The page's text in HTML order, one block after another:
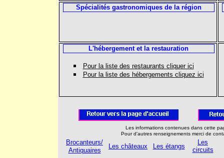
Spécialités gastronomiques de la région
L'hébergement et la restauration
Pour la liste des restaurants cliquer ici
Pour la liste des hébergements cliquez ici
Les informations contenues dans cette
Pour d'autres renseignements merci de
Brocanteurs/
Antiquaires
Les châteaux Les étangs
Les
circuits